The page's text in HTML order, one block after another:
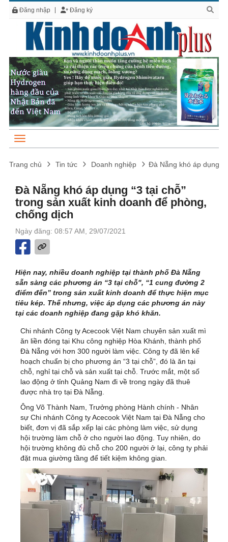
Đăng nhập Đăng ký
Trang chủ Tin tức Doanh nghiệp Đà Nẵng khó áp dụng
Đà Nẵng khó áp dụng “3 tại chỗ”
trong sản xuất kinh doanh để phòng,
chống dịch
Ngày đăng: 08:57 AM, 29/07/2021
Hiện nay, nhiều doanh nghiệp tại thành phố Đà Nẵng
sẵn sàng các phương án “3 tại chỗ", “1 cung đường 2
điểm đến” trong sản xuất kinh doanh để thực hiện mục
tiêu kép. Thế nhưng, việc áp dụng các phương án này
tại các doanh nghiệp đang gặp khó khăn.
Chi nhánh Công ty Acecook Việt Nam chuyên sản xuất mì
ăn liền đóng tại Khu công nghiệp Hòa Khánh, thành phố
Đà Nẵng với hơn 300 người làm việc. Công ty đã lên kế
hoạch chuẩn bị cho phương án “3 tại chỗ”, đó là ăn tại
chỗ, nghỉ tại chỗ và sản xuất tại chỗ. Trước mắt, một số
lao động ở tỉnh Quảng Nam đi về trong ngày đã thuê
được nhà trọ tại Đà Nẵng.
Ông Võ Thành Nam, Trưởng phòng Hành chính - Nhân
sự Chi nhánh Công ty Acecook Việt Nam tại Đà Nẵng cho
biết, đơn vị đã sắp xếp lại các phòng làm việc, sử dụng
hội trường làm chỗ ở cho người lao động. Tuy nhiên, do
hội trường không đủ chỗ cho 200 người ở lại, công ty phải
đặt mua giường tầng để tiết kiệm không gian.